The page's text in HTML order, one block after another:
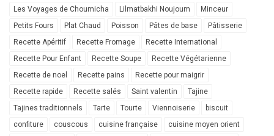
Les Voyages de Choumicha
Lilmatbakhi Noujoum
Minceur
Petits Fours
Plat Chaud Poisson Pâtes de base
Pâtisserie
Recette Apéritif
Recette Fromage
Recette International
Recette Pour Enfant
Recette Soupe
Recette Végétarienne
Recette de noel
Recette pains
Recette pour maigrir
Recette rapide
Recette salés Saint valentin
Tajine
Tajines traditionnels
Tarte Tourte Viennoiserie
biscuit
confiture
couscous cuisine française
cuisine moyen orient